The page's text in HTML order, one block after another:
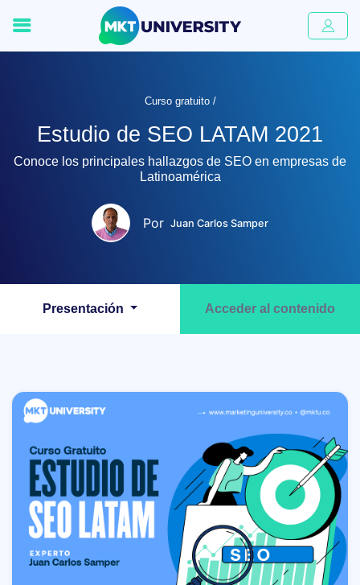
Curso gratuito /
Estudio de SEO LATAM 2021
Conoce los principales hallazgos de SEO en empresas de
Latinoamérica
Por Juan Carlos Samper
Presentación Acceder al contenido